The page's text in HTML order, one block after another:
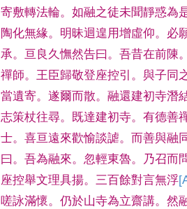
寄敷轉法輪。如融之徒未聞靜惑為
陶化無緣。 明昧迴遑用增虛仰。 必
承。亘 良久憮然告曰 。吾昔在前陳
禪師。王臣歸敬登座控引 。與子同
當遺寄。遂爾而散。融還建初寺潛
志策杖往尋。 既達建初寺。有德善
士。喜亘遠來歡愉談謔。 而善與融
曰 。吾為融來。忽輕東魯。
乃召而
座控舉文理具揚。三百餘對言無浮
嗟詠滿懷。仍於山寺為立齋講。然